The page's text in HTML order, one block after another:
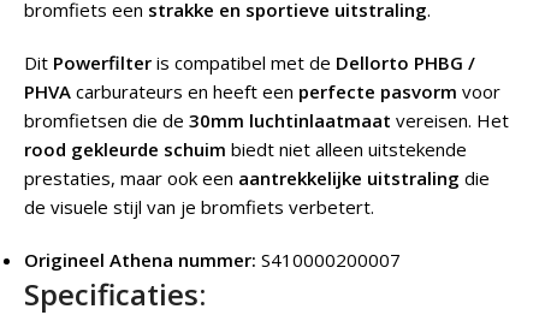
bromfiets een strakke en sportieve uitstraling.
Dit Powerfilter is compatibel met de Dellorto PHBG /
PHVA carburateurs en heeft een perfecte pasvorm voor
bromfietsen die de 30mm luchtinlaatmaat vereisen. Het
rood gekleurde schuim biedt niet alleen uitstekende
prestaties, maar ook een aantrekkelijke uitstraling die
de visuele stijl van je bromfiets verbetert.
Origineel Athena nummer: S410000200007
Specificaties: